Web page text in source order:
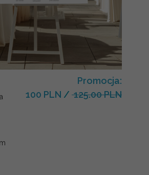
Promocja:
100 PLN / 125.00 PLN